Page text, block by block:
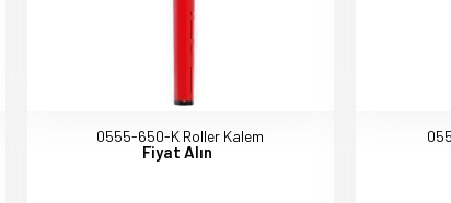
0555-650-K Roller Kalem
Fiyat Alın